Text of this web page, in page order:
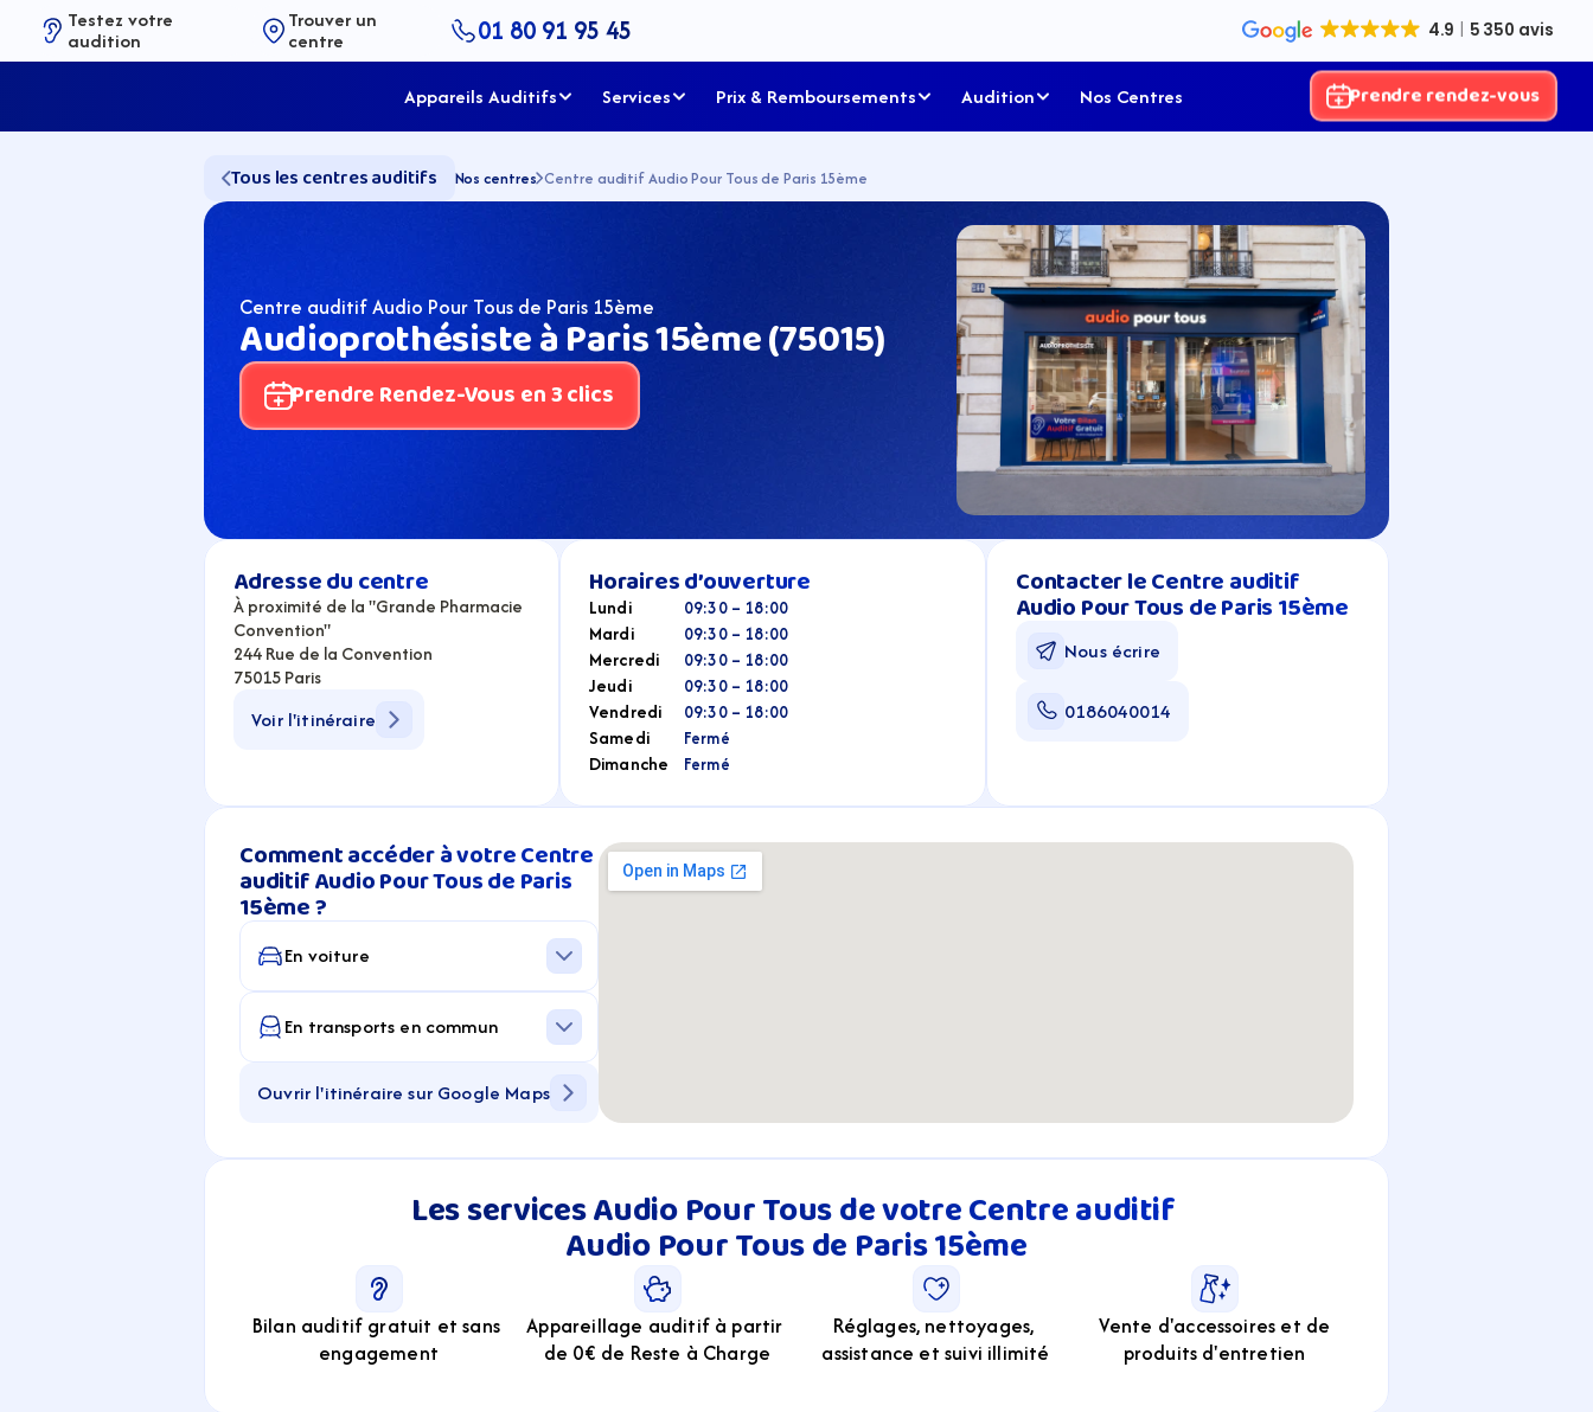
Testez votre
audition
Trouver un
centre 01 80 91 95 45
Appareils Auditifs Services Prix & Remboursements Audition Nos Centres Prendre rendez-vous
Tous les centres auditifs Nos centres Centre auditif Audio Pour Tous de Paris 15ème
Centre auditif Audio Pour Tous de Paris 15ème
Audioprothésiste à Paris 15ème (75015)
Prendre Rendez-Vous en 3 clics
Adresse du centre
À proximité de la "Grande Pharmacie
Convention"
244 Rue de la Convention
75015 Paris
Voir l'itinéraire
Horaires d’ouverture
Lundi 09:30 – 18:00
Mardi 09:30 – 18:00
Mercredi 09:30 – 18:00
Jeudi 09:30 – 18:00
Vendredi 09:30 – 18:00
Samedi Fermé
Dimanche Fermé
Contacter le Centre auditif
Audio Pour Tous de Paris 15ème
Nous écrire
0186040014
Comment accéder à votre Centre
auditif Audio Pour Tous de Paris
15ème ?
En voiture
En transports en commun
Ouvrir l'itinéraire sur Google Maps
Les services Audio Pour Tous de votre Centre auditif
Audio Pour Tous de Paris 15ème
Bilan auditif gratuit et sans
engagement
Appareillage auditif à partir
de 0€ de Reste à Charge
Réglages, nettoyages,
assistance et suivi illimité
Vente d'accessoires et de
produits d'entretien